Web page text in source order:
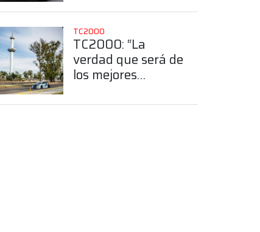
2026
TC2000
TC2000: “La
verdad que será de
los mejores
en Argentina”